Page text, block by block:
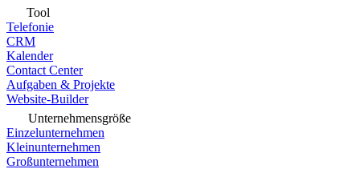
Tool
Telefonie
CRM
Kalender
Contact Center
Aufgaben & Projekte
Website-Builder
Unternehmensgröße
Einzelunternehmen
Kleinunternehmen
Großunternehmen